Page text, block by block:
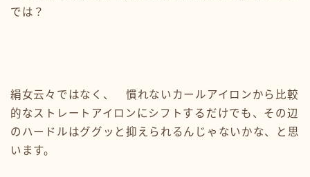
では？
絹女云々ではなく、 慣れないカールアイロンから比較
的なストレートアイロンにシフトするだけでも、その辺
のハードルはググッと抑えられるんじゃないかな、と思
います。